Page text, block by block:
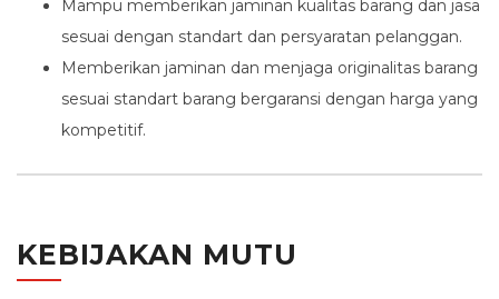
Mampu memberikan jaminan kualitas barang dan jasa
sesuai dengan standart dan persyaratan pelanggan.
Memberikan jaminan dan menjaga originalitas barang
sesuai standart barang bergaransi dengan harga yang
kompetitif.
KEBIJAKAN MUTU